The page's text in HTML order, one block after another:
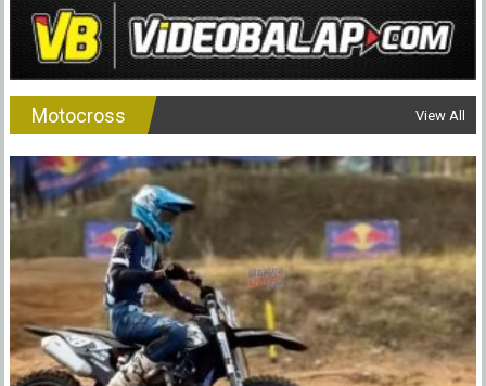
Motocross View All